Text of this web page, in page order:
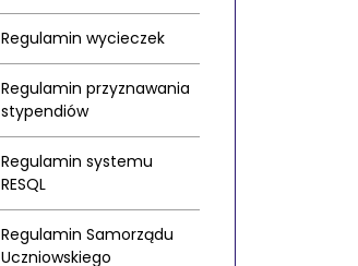
Regulamin wycieczek
Regulamin przyznawania
stypendiów
Regulamin systemu
RESQL
Regulamin Samorządu
Uczniowskiego